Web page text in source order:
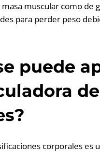
muscular como de
para perder peso
puede
corporales